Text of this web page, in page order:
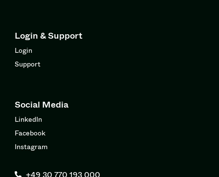
Login & Support
Login
Support
Social Media
LinkedIn
Facebook
Instagram
+49 30 770 193 000